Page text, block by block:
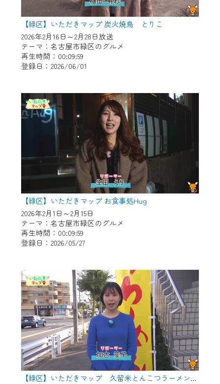
【緑区】いただきマップ 炭火焼鳥 とりこ
2026年2月16日～2月28日放送
テーマ：名古屋市緑区のグルメ
再生時間：00:09:59
登録日：2026/06/01
【緑区】いただきマップ お食事処Hug
2026年2月1日～2月15日
テーマ：名古屋市緑区のグルメ
再生時間：00:09:59
登録日：2026/05/27
【緑区】いただきマップ 久留米とんこつラーメン とん八。
＜メンテナンス情報＞
CCNetWebTVのリニューアルにともないメ
ンテナンス作業を予定しています。
作業の間は、CCNetWebTVの画面が「メン
テナンス中」になり、ご利用いただけませ
ご不便をおかけいたしますが、ご了承の程
よろしくお願いいたします。